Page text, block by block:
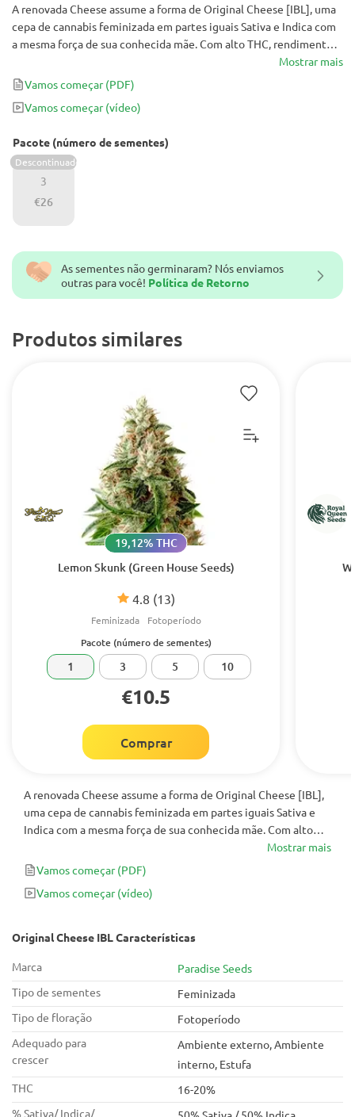
As sementes não germinaram? Nós enviamos
outras para você! Política de Retorno
Produtos similares
Lemon Skunk (Green House Seeds)
4.8 (13)
19,12% THC
Feminizada Fotoperíodo
Pacote (número de sementes)
1 3 5 10
€10.5
Comprar
A renovada Cheese assume a forma de Original Cheese [IBL],
uma cepa de cannabis feminizada em partes iguais Sativa e
Indica com a mesma força de sua conhecida mãe. Com alto
THC, rendimentos de 400-500g / m² ou 600g / planta e aquele
clássico aroma de Queijo, esta senhora cintilante é aquela
que gosta de sensações fortes com cheiros potentes e grande
velocidade.
Mostrar mais
Vamos começar (PDF)
Vamos começar(vídeo)
Original Cheese IBL Características
Marca
Paradise Seeds
Tipo de sementes
Feminizada
Tipo de floração
Fotoperíodo
Adequado para
crescer
Ambiente externo, Ambiente
interno, Estufa
THC
16-20%
% Sativa/ Indica/
A renovada Cheese assume a forma de Original Cheese [IBL], uma
cepa de cannabis feminizada em partes iguais Sativa e Indica com
a mesma força de sua conhecida mãe. Com alto THC, rendimentos
de 400-500g / m² ou 600g / planta e aquele clássico aroma de
Queijo, esta senhora cintilante é aquela que gosta de sensações
fortes com cheiros potentes e grande velocidade.
Mostrar mais
Vamos começar (PDF)
Vamos começar(vídeo)
Pacote (número de sementes)
3
Descontinuado
€26